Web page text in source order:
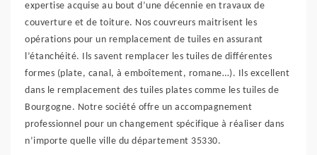
expertise acquise au bout d’une décennie en travaux de
couverture et de toiture. Nos couvreurs maitrisent les
opérations pour un remplacement de tuiles en assurant
l’étanchéité. Ils savent remplacer les tuiles de différentes
formes (plate, canal, à emboîtement, romane…). Ils excellent
dans le remplacement des tuiles plates comme les tuiles de
Bourgogne. Notre société offre un accompagnement
professionnel pour un changement spécifique à réaliser dans
n’importe quelle ville du département 35330.